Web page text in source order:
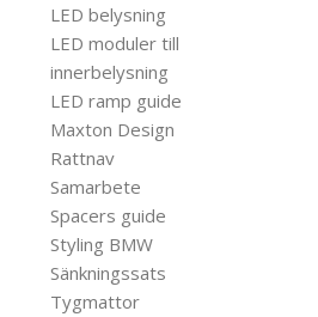
LED belysning
LED moduler till
innerbelysning
LED ramp guide
Maxton Design
Rattnav
Samarbete
Spacers guide
Styling BMW
Sänkningssats
Tygmattor